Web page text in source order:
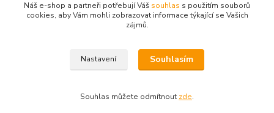
orechovka@inmes.cz
Náš e-shop a partneři potřebují Váš souhlas s použitím souborů
cookies, aby Vám mohli zobrazovat informace týkající se Vašich
zájmů.
Nastavení Souhlasím
Souhlas můžete odmítnout zde.